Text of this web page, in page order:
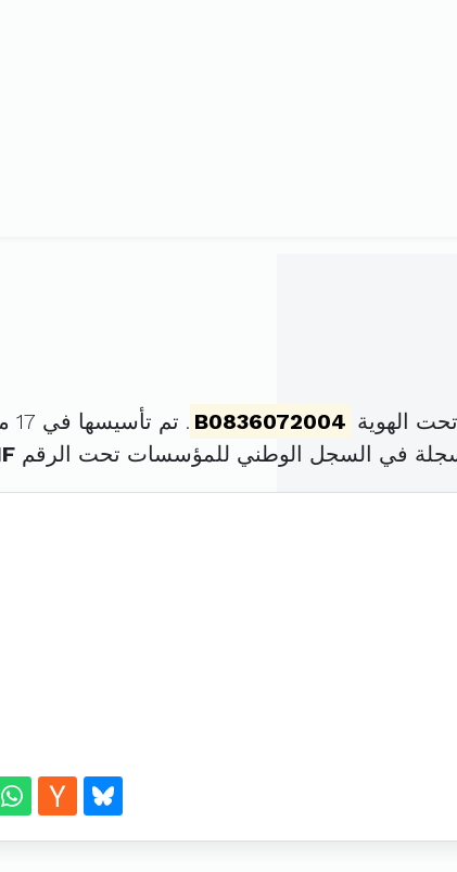
الهوية B0836072004 . تم تأسيسها في 17 ماي 2000 برأس مال قدره
في السجل الوطني للمؤسسات تحت الرقم